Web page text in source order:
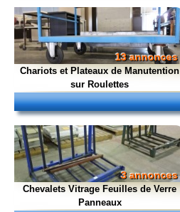
13 annonces
Chariots et Plateaux de Manutention
sur Roulettes
3 annonces
Chevalets Vitrage Feuilles de Verre
Panneaux